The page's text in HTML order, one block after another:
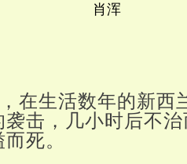
肖浑
在生活数年的新西
袭击，几小时后不
死。